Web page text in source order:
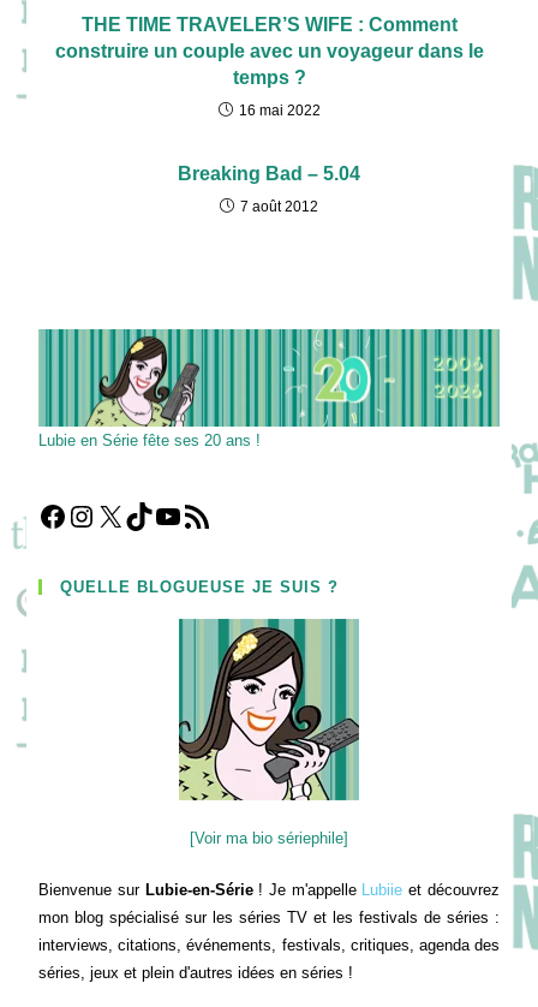
THE TIME TRAVELER’S WIFE : Comment
construire un couple avec un voyageur dans le
temps ?
16 mai 2022
Breaking Bad – 5.04
7 août 2012
Lubie en Série fête ses 20 ans !
Facebook
Instagram
X TikTokYouTube
Flux RSS
QUELLE BLOGUEUSE JE SUIS ?
[Voir ma bio sériephile]
Bienvenue sur Lubie-en-Série! Je m'appelle Lubiie et découvrez
mon blog spécialisé sur les séries TV et les festivals de séries :
interviews, citations, événements, festivals, critiques, agenda des
séries, jeux et plein d'autres idées en séries !